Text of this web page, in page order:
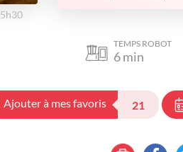
TEMPS ROBOT
6min
Ajouter à mes favoris 21